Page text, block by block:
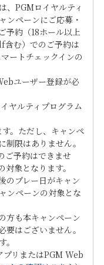
、PGMロイヤルティ
ンペーンにご応募・
予約（18ホール以上
む）でのご予約は
ートチェックインの
ユーザー登録が必
ヤルティプログラム
。ただし、キャンペ
制限はありません。
ご予約はできませ
象となります。
のプレー日がキャン
ンペーンの対象とな
方も本キャンペーン
要はございません。
プリまたはPGM Web